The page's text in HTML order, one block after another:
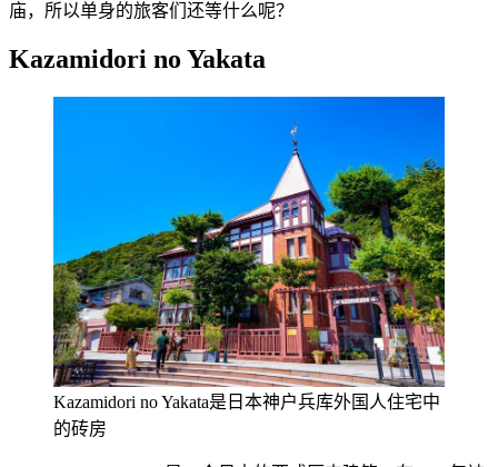
庙，所以单身的旅客们还等什么呢？
Kazamidori no Yakata
Kazamidori no Yakata是日本神户兵库外国人住宅中
的砖房